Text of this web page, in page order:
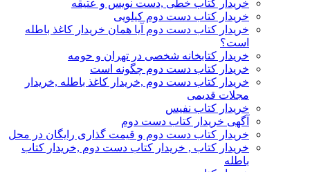
خریدار کتاب خطی ,دست نویس و عتیقه
خریدار کتاب دست دوم کیلویی
خریدار کتاب دست دوم آیا همان خریدار کاغذ باطله
است؟
خریدار کتابخانه شخصی در تهران و حومه
خریدار کتاب دست دوم چگونه است
خریدار کتاب دست دوم ,خریدار کاغذ باطله ,خریدار
مجلات قدیمی
خریدار کتاب نفیس
آگهی خریدار کتاب دست دوم
خریدار کتاب دست دوم و قیمت گذاری رایگان در محل
خریدار کتاب , خریدار کتاب دست دوم ,خریدار کتاب
باطله